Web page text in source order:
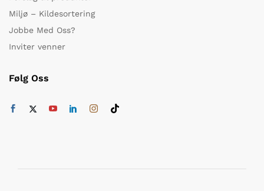
Miljø – Kildesortering
Jobbe Med Oss?
Inviter venner
Følg Oss